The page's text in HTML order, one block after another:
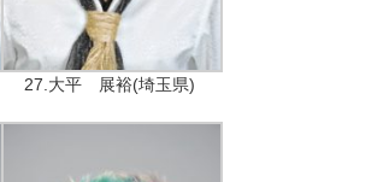
27.大平 展裕(埼玉県)